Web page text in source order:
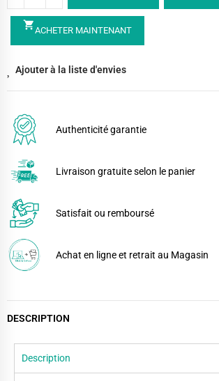
shopping_cartACHETER MAINTENANT
Ajouter à la liste d'envies
Authenticité garantie
Livraison gratuite selon le panier
Satisfait ou remboursé
Achat en ligne et retrait au Magasin
DESCRIPTION
Description